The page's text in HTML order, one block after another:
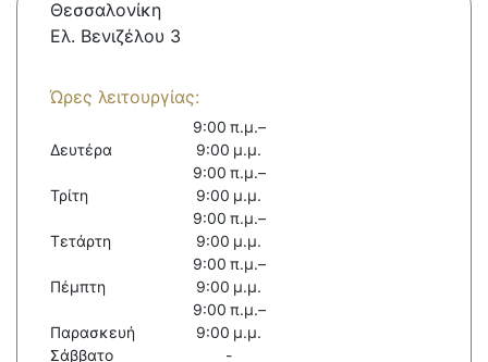
Θεσσαλονίκη
Ελ. Βενιζέλου 3
Ώρες λειτουργίας:
Δευτέρα
9:00 π.μ.–
9:00 μ.μ.
Τρίτη
9:00 π.μ.–
9:00 μ.μ.
Τετάρτη
9:00 π.μ.–
9:00 μ.μ.
Πέμπτη
9:00 π.μ.–
9:00 μ.μ.
Παρασκευή
9:00 π.μ.–
9:00 μ.μ.
Σάββατο
-